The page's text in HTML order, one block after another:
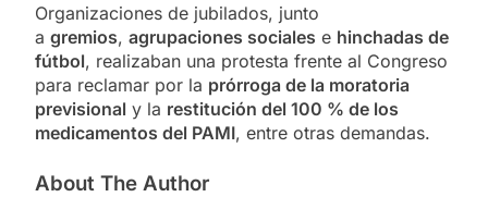
Organizaciones de jubilados, junto
a gremios, agrupaciones sociales e hinchadas de
fútbol, realizaban una protesta frente al Congreso
para reclamar por la prórroga de la moratoria
previsional y la restitución del 100 % de los
medicamentos del PAMI, entre otras demandas.
About The Author